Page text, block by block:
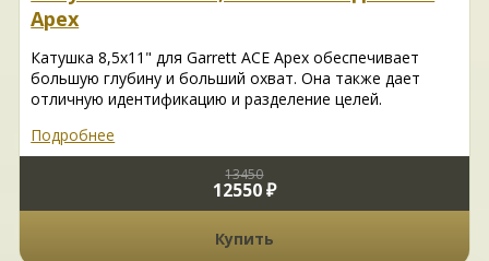
Apex
Катушка 8,5х11" для Garrett ACE Apex обеспечивает
большую глубину и больший охват. Она также дает
отличную идентификацию и разделение целей.
Подробнее
13450
12550 ₽
Купить